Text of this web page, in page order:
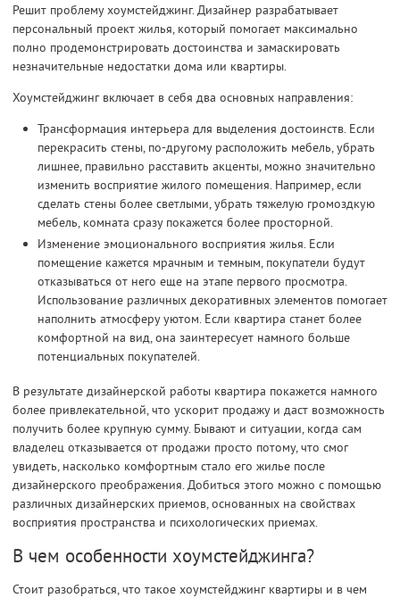
Решит проблему хоумстейджинг. Дизайнер разрабатывает
персональный проект жилья, который помогает максимально
полно продемонстрировать достоинства и замаскировать
незначительные недостатки дома или квартиры.
Хоумстейджинг включает в себя два основных направления:
Трансформация интерьера для выделения достоинств. Если
перекрасить стены, по-другому расположить мебель, убрать
лишнее, правильно расставить акценты, можно значительно
изменить восприятие жилого помещения. Например, если
сделать стены более светлыми, убрать тяжелую громоздкую
мебель, комната сразу покажется более просторной.
Изменение эмоционального восприятия жилья. Если
помещение кажется мрачным и темным, покупатели будут
отказываться от него еще на этапе первого просмотра.
Использование различных декоративных элементов помогает
наполнить атмосферу уютом. Если квартира станет более
комфортной на вид, она заинтересует намного больше
потенциальных покупателей.
В результате дизайнерской работы квартира покажется намного
более привлекательной, что ускорит продажу и даст возможность
получить более крупную сумму. Бывают и ситуации, когда сам
владелец отказывается от продажи просто потому, что смог
увидеть, насколько комфортным стало его жилье после
дизайнерского преображения. Добиться этого можно с помощью
различных дизайнерских приемов, основанных на свойствах
восприятия пространства и психологических приемах.
В чем особенности хоумстейджинга?
Стоит разобраться, что такое хоумстейджинг квартиры и в чем